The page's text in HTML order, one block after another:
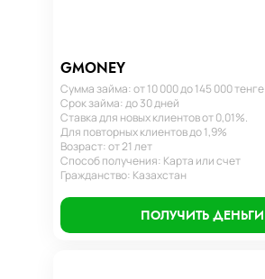
GMONEY
Сумма займа: от 10 000 до 145 000 тенге
Срок займа: до 30 дней
Ставка для новых клиентов от 0,01%.
Для повторных клиентов до 1,9%
Возраст: от 21 лет
Способ получения: Карта или счет
Гражданство: Казахстан
ПОЛУЧИТЬ ДЕНЬГИ